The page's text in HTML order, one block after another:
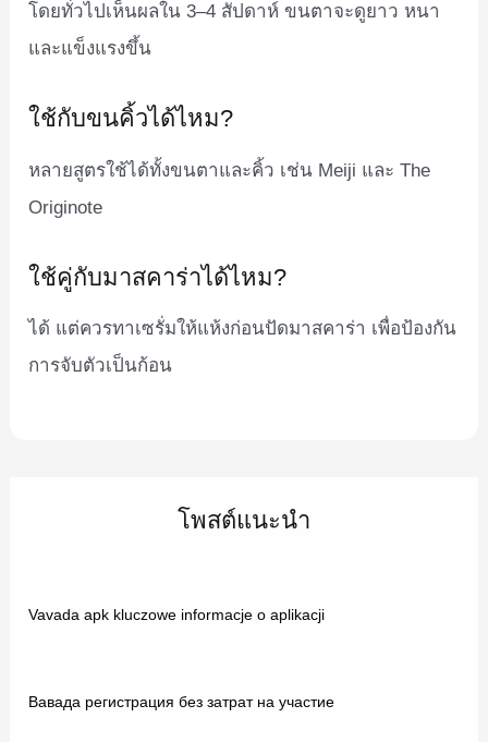
โดยทั่วไปเห็นผลใน 3–4 สัปดาห์ ขนตาจะดูยาว หนา
และแข็งแรงขึ้น
ใช้กับขนคิ้วได้ไหม?
หลายสูตรใช้ได้ทั้งขนตาและคิ้ว เช่น Meiji และ The
Originote
ใช้คู่กับมาสคาร่าได้ไหม?
ได้ แต่ควรทาเซรั่มให้แห้งก่อนปัดมาสคาร่า เพื่อป้องกัน
การจับตัวเป็นก้อน
โพสต์แนะนำ
Vavada apk kluczowe informacje o aplikacji
Вавада регистрация без затрат на участие